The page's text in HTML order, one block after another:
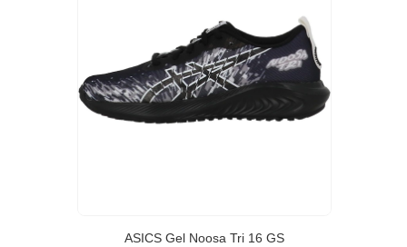
ASICS Gel Noosa Tri 16 GS